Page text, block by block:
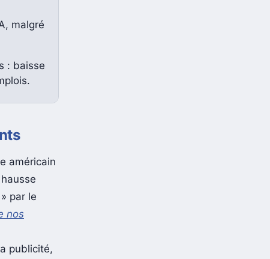
malgré
: baisse
américain
» par le
nos
publicité,